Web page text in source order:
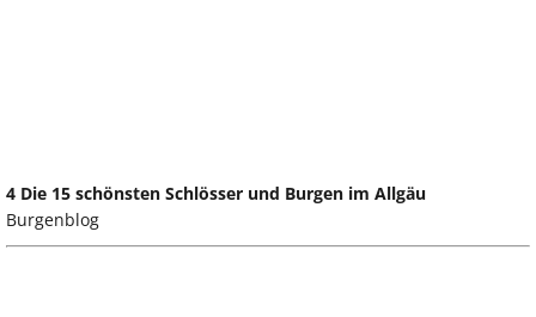
4 Die 15 schönsten Schlösser und Burgen im Allgäu
Burgenblog